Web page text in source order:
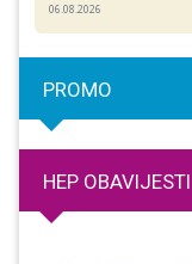
06.08.2026
PROMO
HEP OBAVIJESTI